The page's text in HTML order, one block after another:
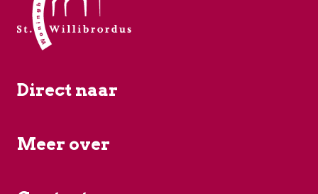
Direct naar
Meer over